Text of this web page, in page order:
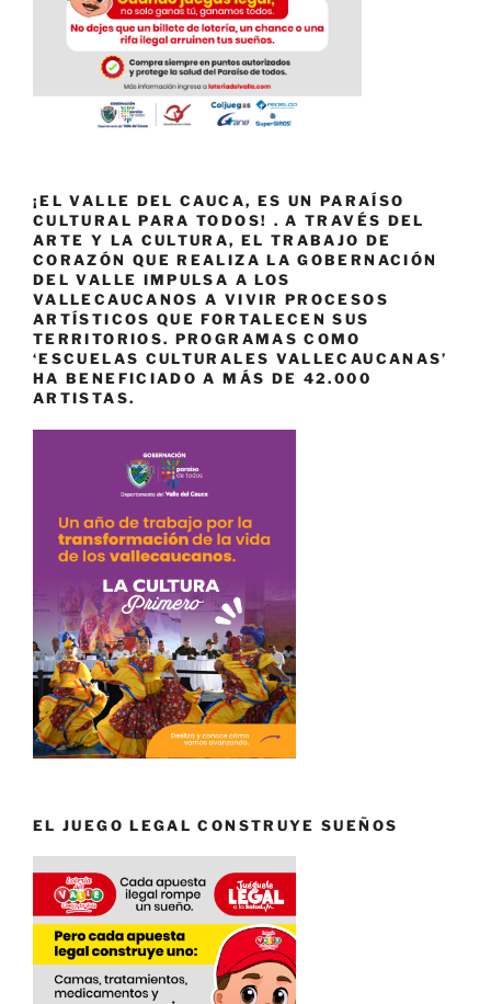
¡EL VALLE DEL CAUCA, ES UN PARAÍSO
CULTURAL PARA TODOS! . A TRAVÉS DEL
ARTE Y LA CULTURA, EL TRABAJO DE
CORAZÓN QUE REALIZA LA GOBERNACIÓN
DEL VALLE IMPULSA A LOS
VALLECAUCANOS A VIVIR PROCESOS
ARTÍSTICOS QUE FORTALECEN SUS
TERRITORIOS. PROGRAMAS COMO
‘ESCUELAS CULTURALES VALLECAUCANAS’
HA BENEFICIADO A MÁS DE 42.000
ARTISTAS.
EL JUEGO LEGAL CONSTRUYE SUEÑOS